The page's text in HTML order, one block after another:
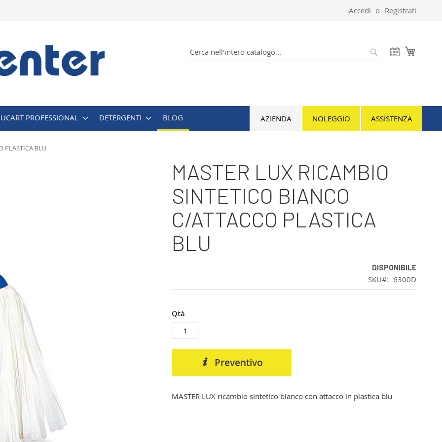
Accedi Registrati
Cerca
PROFESSIONAL DETERGENTI BLOG ASSISTENZA
NOLEGGIO
AZIENDA
PLASTICA BLU
MASTER LUX RICAMBIO
SINTETICO BIANCO
C/ATTACCO PLASTICA
BLU
DISPONIBILE
SKU 6300D
Qtà
Preventivo
MASTER LUX ricambio sintetico bianco con attacco in plastica blu